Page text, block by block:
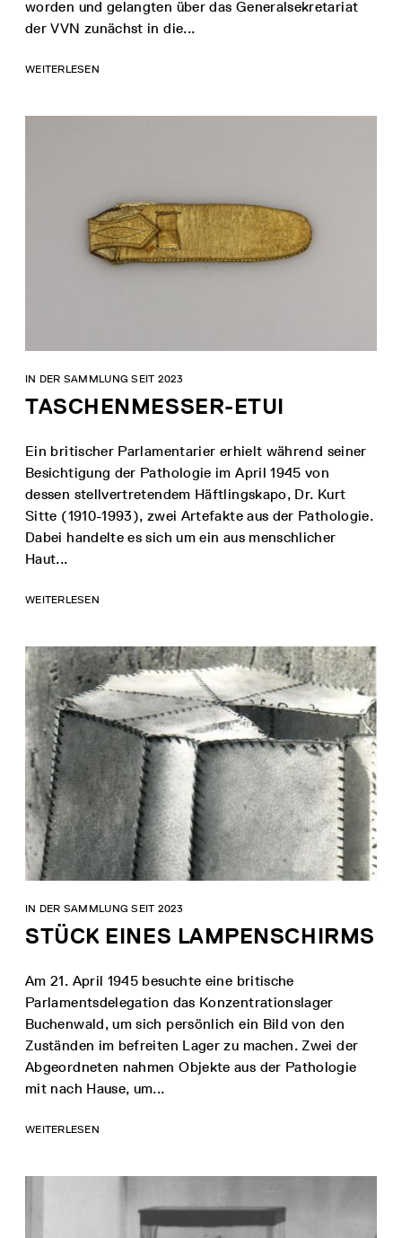
worden und gelangten über das Generalsekretariat
der VVN zunächst in die...
WEITERLESEN
TASCHENMESSER-ETUI
IN DER SAMMLUNG SEIT 2023
Ein britischer Parlamentarier erhielt während seiner
Besichtigung der Pathologie im April 1945 von
dessen stellvertretendem Häftlingskapo, Dr. Kurt
Sitte (1910-1993), zwei Artefakte aus der Pathologie.
Dabei handelte es sich um ein aus menschlicher
Haut...
WEITERLESEN
STÜCK EINES LAMPENSCHIRMS
IN DER SAMMLUNG SEIT 2023
Am 21. April 1945 besuchte eine britische
Parlamentsdelegation das Konzentrationslager
Buchenwald, um sich persönlich ein Bild von den
Zuständen im befreiten Lager zu machen. Zwei der
Abgeordneten nahmen Objekte aus der Pathologie
mit nach Hause, um...
WEITERLESEN